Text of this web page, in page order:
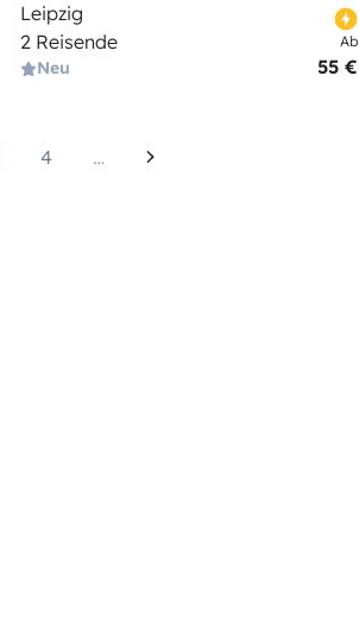
Leipzig
2 Reisende
Neu
Ab
55 €
4 …